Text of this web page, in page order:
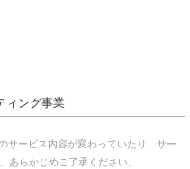
ィング事業
サービス内容が変わっていたり、サー
あらかじめご了承ください。